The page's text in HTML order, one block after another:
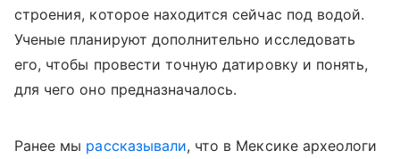
строения, которое находится сейчас под водой.
Ученые планируют дополнительно исследовать
его, чтобы провести точную датировку и понять,
для чего оно предназначалось.
Ранее мы рассказывали, что в Мексике археологи